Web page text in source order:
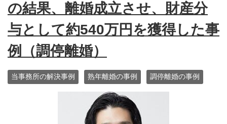
の結果、離婚成立させ、財産分
与として約540万円を獲得した事
例（調停離婚）
当事務所の解決事例 熟年離婚の事例 調停離婚の事例